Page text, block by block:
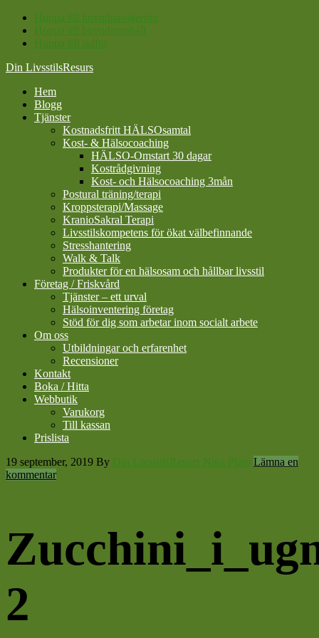
Hoppa till huvudnavigering
Hoppa till huvudinnehåll
Hoppa till sidfot
Din LivsstilsResurs
Hem
Blogg
Tjänster
Kostnadsfritt HÄLSOsamtal
Kost- & Hälsocoaching
HÄLSO-Omstart 30 dagar
Kostrådgivning
Kost- och Hälsocoaching 3mån
Postural träning/terapi
Kroppsterapi/Massage
KranioSakral Terapi
Livsstilskompetens för ökat välbefinnande
Stresshantering
Walk & Talk
Produkter för en hälsosam och hållbar livsstil
Företag / Friskvård
Tjänster – ett urval
Hälsoinventering företag
Stöd för dig som arbetar inom socialt arbete
Om oss
Utbildningar och erfarenhet
Recensioner
Kontakt
Boka / Hitta
Webbutik
Varukorg
Till kassan
Prislista
19 september, 2019 By Din LivsstilsResurs Nina Plato Lämna en
kommentar
2